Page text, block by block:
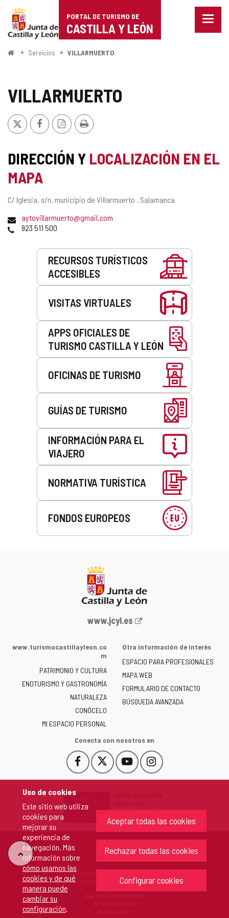
Uso de cookies
Este sitio web utiliza
cookies para
mejorar su
experiencia de
navegación. Más
información sobre
cómo usamos las
cookies y de qué
manera puede
cambiar su
configuración.
Aceptar todas las cookies
Rechazar todas las cookies
Configurar cookies
Portal
de
Turismo
Castilla
León
PORTAL DE TURISMO DE
CASTILLA Y LEÓN
Menu
InicioServicios VILLARMUERTO
VILLARMUERTO
X FacebookVersión
PDF
Imprimir
DIRECCIÓN Y LOCALIZACIÓN EN EL
MAPA
Dirección
C/ Iglesia, s/n. municipio de Villarmuerto . Salamanca
Dirección
de
electrónico
aytovillarmuerto@gmail.com
Teléfonos
923 511 500
RECURSOS TURÍSTICOS
ACCESIBLES
VISITAS VIRTUALES
APPS OFICIALES DE
TURISMO CASTILLA Y LEÓN
OFICINAS DE TURISMO
GUÍAS DE TURISMO
INFORMACIÓN PARA EL
VIAJERO
NORMATIVA TURÍSTICA
FONDOS EUROPEOS
Portal
la
de
Castilla
y
León
-
www.jcyl.es
www.turismocastillayleon.co
m
PATRIMONIO Y CULTURA
ENOTURISMO Y GASTRONOMÍA
NATURALEZA
CONÓCELO
MI ESPACIO PERSONAL
Otra información de interés
ESPACIO PARA PROFESIONALES
MAPA WEB
FORMULARIO DE CONTACTO
BÚSQUEDA AVANZADA
Conecta con nosotros en
Facebook
Este
enlace
en
nueva.
Este
enlace
una
ventana
nueva.
YouTube
Este
enlace
una
ventana
nueva.
Instagram
Este
enlace
una
ventana
nueva.
"Volver
arriba"
Copyright 2026 - Junta de Castilla y León
Todos los derechos reservados.